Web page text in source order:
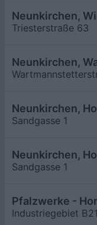
Neunkirchen,
Triesterstraße 63
Neunkirchen,
Neunkirchen,
Sandgasse 1
Neunkirchen,
Sandgasse 1
Pfalzwerke -
Industriegebiet